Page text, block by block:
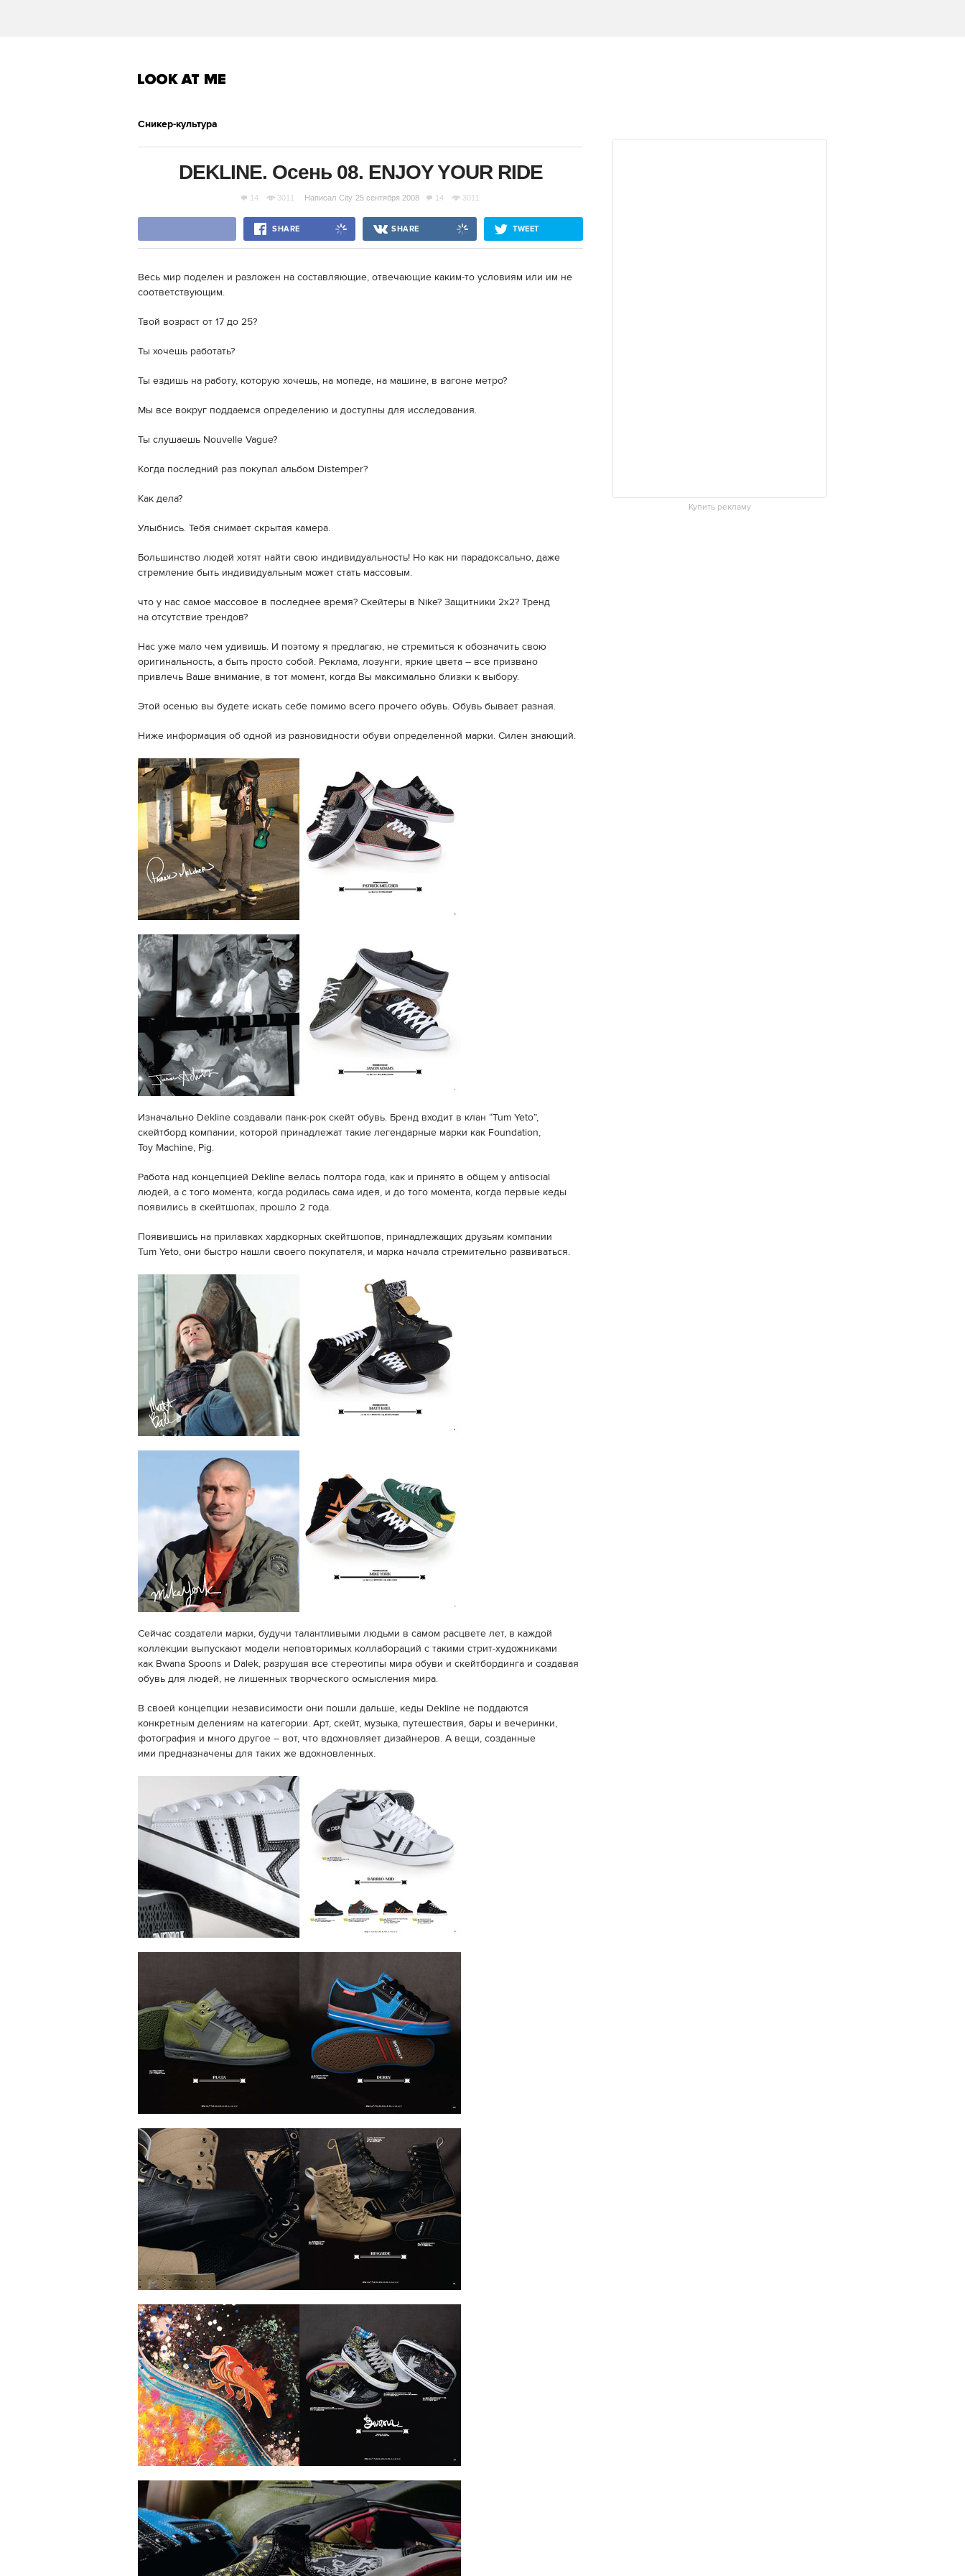
Сникер-культура
DEKLINE. Осень 08. ENJOY YOUR RIDE
14 3011 Написал City 25 сентября 2008 14 3011
SHARE SHARE TWEET
Весь мир поделен и разложен на составляющие, отвечающие каким-то условиям или им не
соответствующим.
Твой возраст от 17 до 25?
Ты хочешь работать?
Ты ездишь на работу, которую хочешь, на мопеде, на машине, в вагоне метро?
Мы все вокруг поддаемся определению и доступны для исследования.
Ты слушаешь Nouvelle Vague?
Когда последний раз покупал альбом Distemper?
Как дела?
Улыбнись. Тебя снимает скрытая камера.
Большинство людей хотят найти свою индивидуальность! Но как ни парадоксально, даже
стремление быть индивидуальным может стать массовым.
что у нас самое массовое в последнее время? Скейтеры в Nike? Защитники 2х2? Тренд
на отсутствие трендов?
Нас уже мало чем удивишь. И поэтому я предлагаю, не стремиться к обозначить свою
оригинальность, а быть просто собой. Реклама, лозунги, яркие цвета – все призвано
привлечь Ваше внимание, в тот момент, когда Вы максимально близки к выбору.
Этой осенью вы будете искать себе помимо всего прочего обувь. Обувь бывает разная.
Ниже информация об одной из разновидности обуви определенной марки. Силен знающий.
Изначально Dekline создавали панк-рок скейт обувь. Бренд входит в клан “Tum Yeto”,
скейтборд компании, которой принадлежат такие легендарные марки как Foundation,
Toy Machine, Pig.
Работа над концепцией Dekline велась полтора года, как и принято в общем у antisocial
людей, а с того момента, когда родилась сама идея, и до того момента, когда первые кеды
появились в скейтшопах, прошло 2 года.
Появившись на прилавках хардкорных скейтшопов, принадлежащих друзьям компании
Tum Yeto, они быстро нашли своего покупателя, и марка начала стремительно развиваться.
Сейчас создатели марки, будучи талантливыми людьми в самом расцвете лет, в каждой
коллекции выпускают модели неповторимых коллабораций с такими стрит-художниками
как Bwana Spoons и Dalek, разрушая все стереотипы мира обуви и скейтбординга и создавая
обувь для людей, не лишенных творческого осмысления мира.
В своей концепции независимости они пошли дальше, кеды Dekline не поддаются
конкретным делениям на категории. Арт, скейт, музыка, путешествия, бары и вечеринки,
фотография и много другое – вот, что вдохновляет дизайнеров. А вещи, созданные
ими предназначены для таких же вдохновленных.
Купить рекламу